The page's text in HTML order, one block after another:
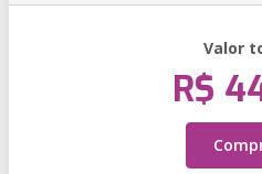
Valor
R$